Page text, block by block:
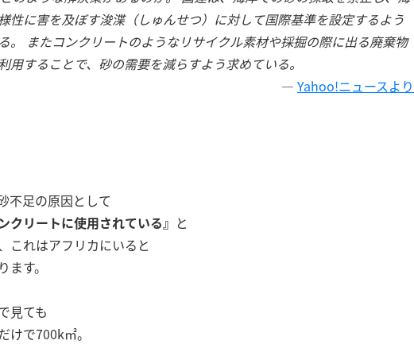
性に害を及ぼす浚渫（しゅんせつ）に対して国際基準を設定するよう
。 またコンクリートのようなリサイクル素材や採掘の際に出る廃棄物
用することで、砂の需要を減らすよう求めている。
Yahoo!ニュースより
不足の原因として
クリートに使用されている』 と
これはアフリカにいると
す。
見ても
けで700k㎡。